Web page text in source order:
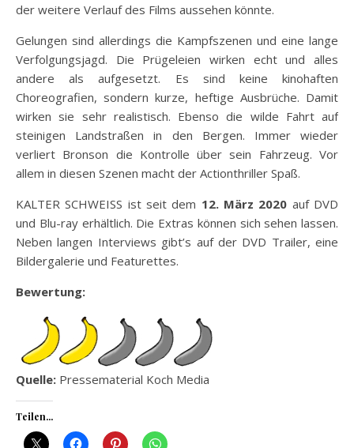
der weitere Verlauf des Films aussehen könnte.
Gelungen sind allerdings die Kampfszenen und eine lange
Verfolgungsjagd. Die Prügeleien wirken echt und alles
andere als aufgesetzt. Es sind keine kinohaften
Choreografien, sondern kurze, heftige Ausbrüche. Damit
wirken sie sehr realistisch. Ebenso die wilde Fahrt auf
steinigen Landstraßen in den Bergen. Immer wieder
verliert Bronson die Kontrolle über sein Fahrzeug. Vor
allem in diesen Szenen macht der Actionthriller Spaß.
KALTER SCHWEISS ist seit dem 12. März 2020 auf DVD
und Blu-ray erhältlich. Die Extras können sich sehen lassen.
Neben langen Interviews gibt’s auf der DVD Trailer, eine
Bildergalerie und Featurettes.
Bewertung:
Quelle: Pressematerial Koch Media
Teilen...